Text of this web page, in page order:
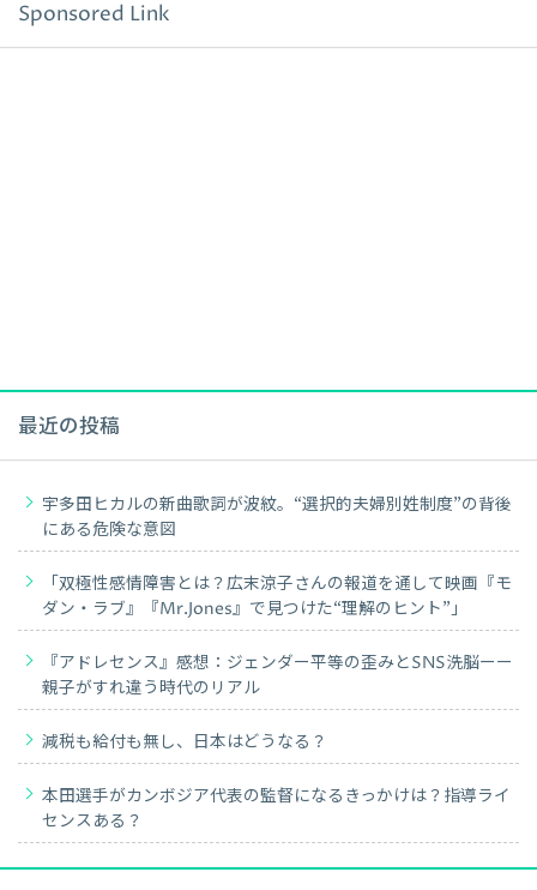
Sponsored Link
最近の投稿
宇多田ヒカルの新曲歌詞が波紋。“選択的夫婦別姓制度”の背後
にある危険な意図
「双極性感情障害とは？広末涼子さんの報道を通して映画『モ
ダン・ラブ』『Mr.Jones』で見つけた“理解のヒント”」
『アドレセンス』感想：ジェンダー平等の歪みとSNS洗脳ーー
親子がすれ違う時代のリアル
減税も給付も無し、日本はどうなる？
本田選手がカンボジア代表の監督になるきっかけは？指導ライ
センスある？